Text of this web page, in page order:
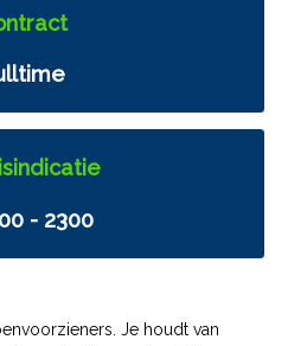
- 2300
Je houdt van